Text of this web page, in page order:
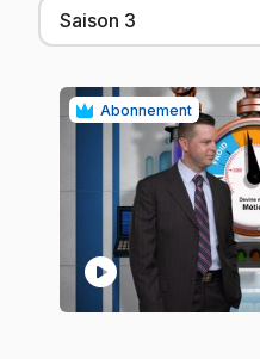
Abonnement
play_circle